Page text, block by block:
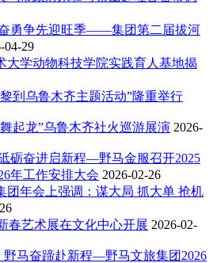
勇争先迎旺季——集团第二届拔河
04-29
大学动物科技学院实践育人基地揭
到乌鲁木齐主题活动”隆重举行
起龙”乌鲁木齐社火巡游展演 2026-
砺奋进启新程—野马金服召开2025
年工作安排大会 2026-02-26
团年会上强调：谋大局 抓大单 抢机
春艺术展在文化中心开展 2026-02-
野马奋蹄赴新程—野马文旅集团2026